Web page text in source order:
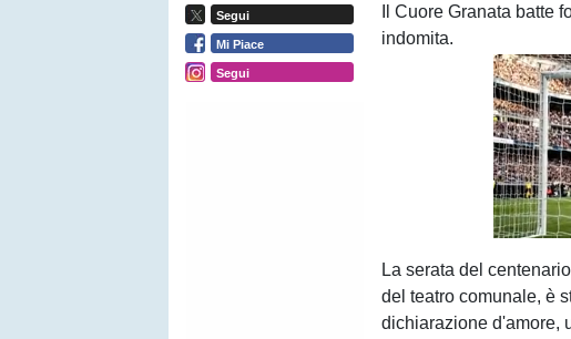
Segui
Mi Piace
Segui
Il Cuore Granata batte
indomita.
La serata del
del teatro comunale, è
dichiarazione d'amore,